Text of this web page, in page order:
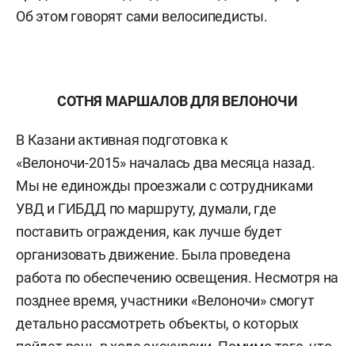
Об этом говорят сами велосипедисты.
СОТНЯ МАРШАЛОВ ДЛЯ ВЕЛОНОЧИ
В Казани активная подготовка к
«Велоночи-2015» началась два месяца назад.
Мы не единожды проезжали с сотрудниками
УВД и ГИБДД по маршруту, думали, где
поставить ограждения, как лучше будет
организовать движение. Была проведена
работа по обеспечению освещения. Несмотря на
позднее время, участники «Велоночи» смогут
детально рассмотреть объекты, о которых